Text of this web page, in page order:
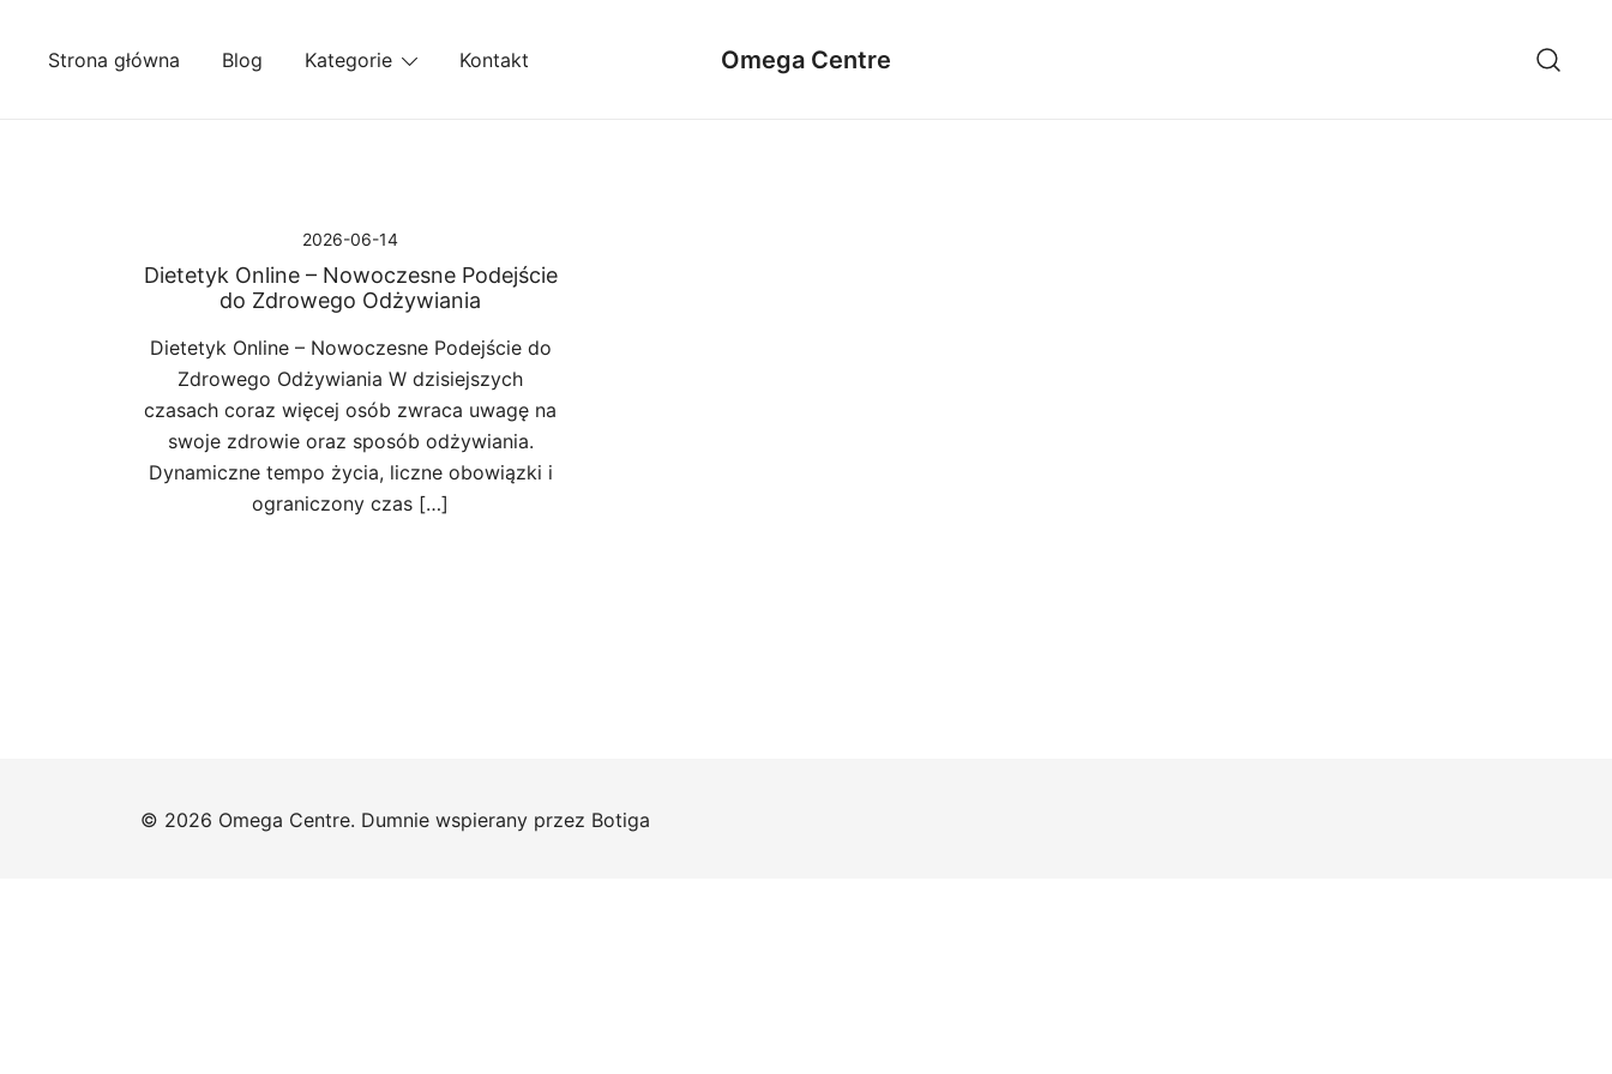
Strona główna Blog Kategorie Kontakt Omega Centre
2026-06-14
Dietetyk Online – Nowoczesne Podejście
do Zdrowego Odżywiania
Dietetyk Online – Nowoczesne Podejście do
Zdrowego Odżywiania W dzisiejszych
czasach coraz więcej osób zwraca uwagę na
swoje zdrowie oraz sposób odżywiania.
Dynamiczne tempo życia, liczne obowiązki i
ograniczony czas […]
© 2026 Omega Centre. Dumnie wspierany przez Botiga